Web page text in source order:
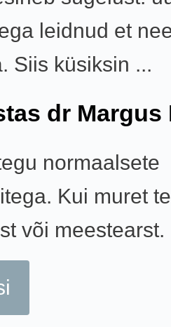
leidnud et
Siis küsiksin ...
dr Margus
normaalsete
Kui muret
või meestearst.